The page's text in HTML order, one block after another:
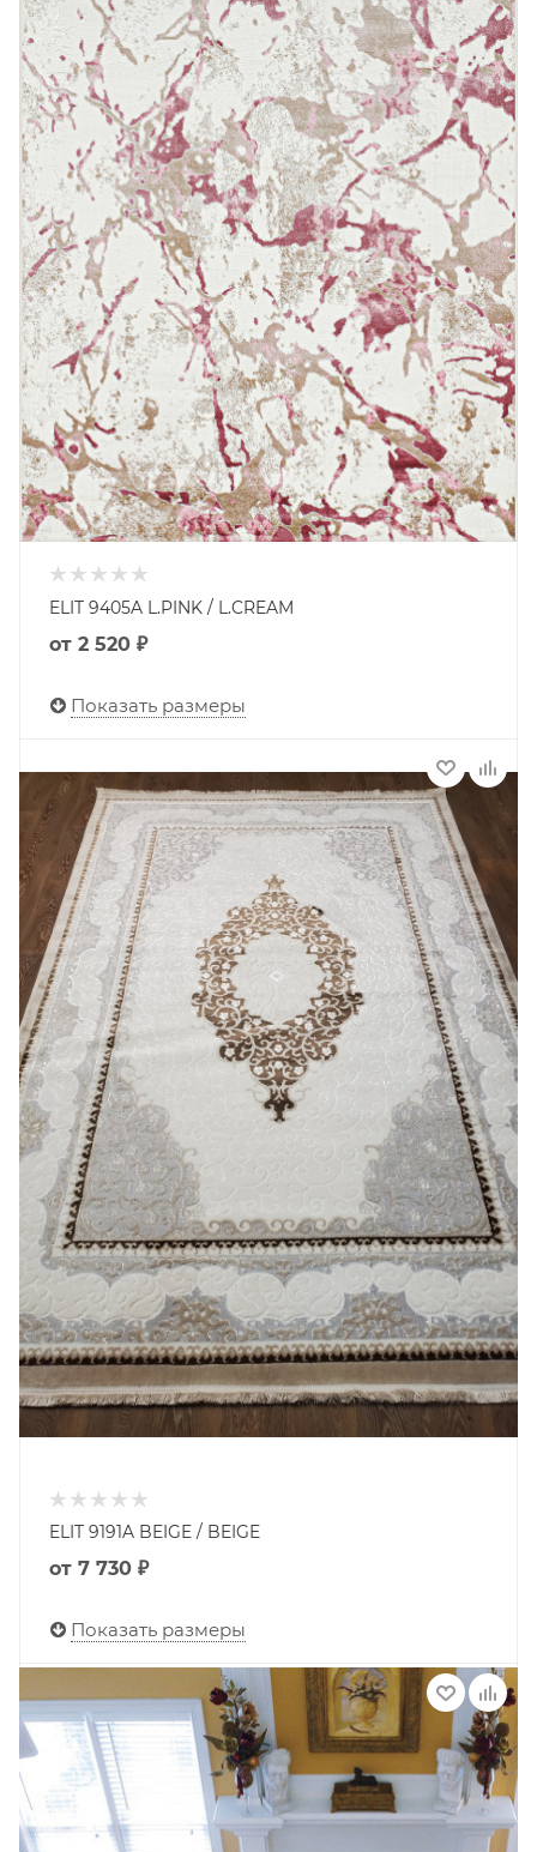
ELIT 9405A L.PINK / L.CREAM
от 2 520 ₽
Показать размеры
ELIT 9191A BEIGE / BEIGE
от 7 730 ₽
Показать размеры